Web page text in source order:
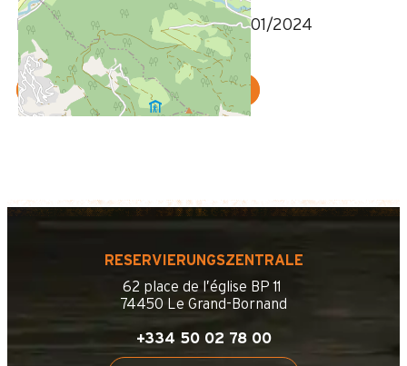
Bewertung geschrieben am 16/01/2024
WEITERE MEINUNGEN ANZEIGEN
RESERVIERUNGSZENTRALE
62 place de l’église BP 11
74450 Le Grand-Bornand
+334 50 02 78 00